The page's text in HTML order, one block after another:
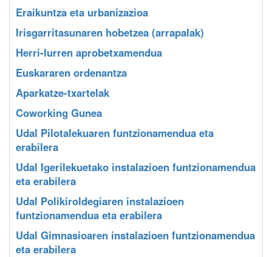
Eraikuntza eta urbanizazioa
Irisgarritasunaren hobetzea (arrapalak)
Herri-lurren aprobetxamendua
Euskararen ordenantza
Aparkatze-txartelak
Coworking Gunea
Udal Pilotalekuaren funtzionamendua eta
erabilera
Udal Igerilekuetako instalazioen funtzionamendua
eta erabilera
Udal Polikiroldegiaren instalazioen
funtzionamendua eta erabilera
Udal Gimnasioaren instalazioen funtzionamendua
eta erabilera